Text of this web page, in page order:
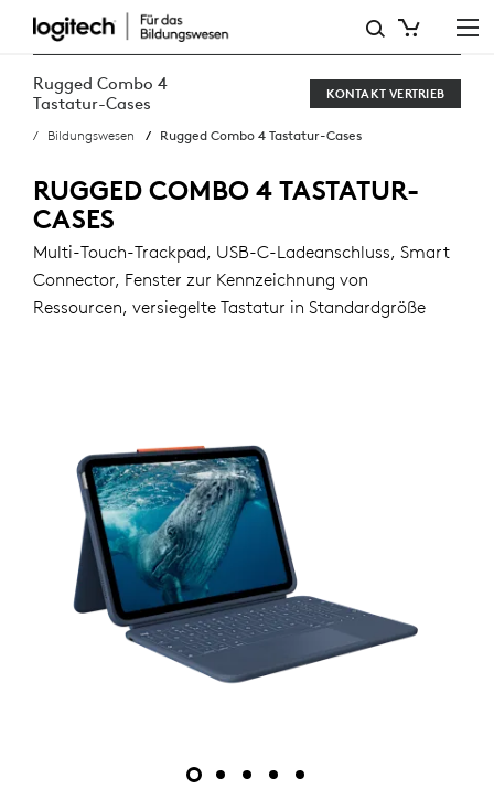
RUGGED
COMBO
IPAD
TASTATUR-
CASES
FÜR
DIE
LOGITECH
Rugged Combo 4
Tastatur-Cases
KONTAKT VERTRIEB
Bildungswesen Rugged Combo 4 Tastatur-Cases
RUGGED COMBO 4 TASTATUR-
CASES
Multi-Touch-Trackpad, USB-C-Ladeanschluss, Smart
Connector, Fenster zur Kennzeichnung von
Ressourcen, versiegelte Tastatur in Standardgröße